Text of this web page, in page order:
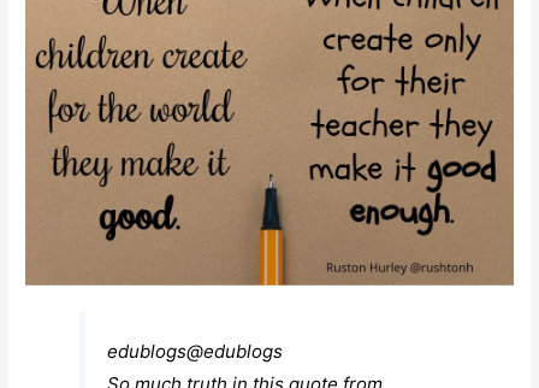
edublogs@edublogs
So much truth in this quote from